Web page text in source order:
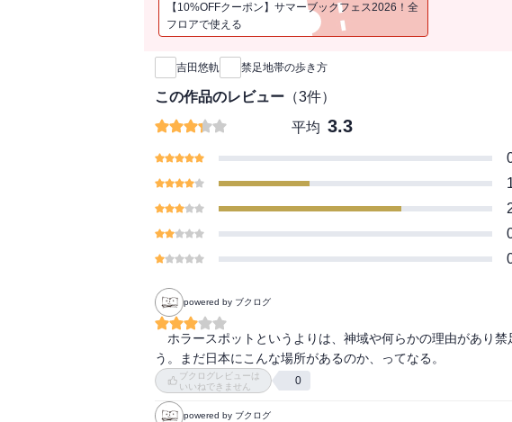
【10%OFFクーポン】サマーブックフェス2026！全
フロアで使える
新刊通知
吉田悠軌 禁足地帯の歩き方
この作品のレビュー （3件）
平均 3.3
powered by ブクログ
ホラースポットというよりは、神域や何らかの理由があり
う。まだ日本にこんな場所があるのか、ってなる。
ブクログレビューは
いいねできません
0
powered by ブクログ